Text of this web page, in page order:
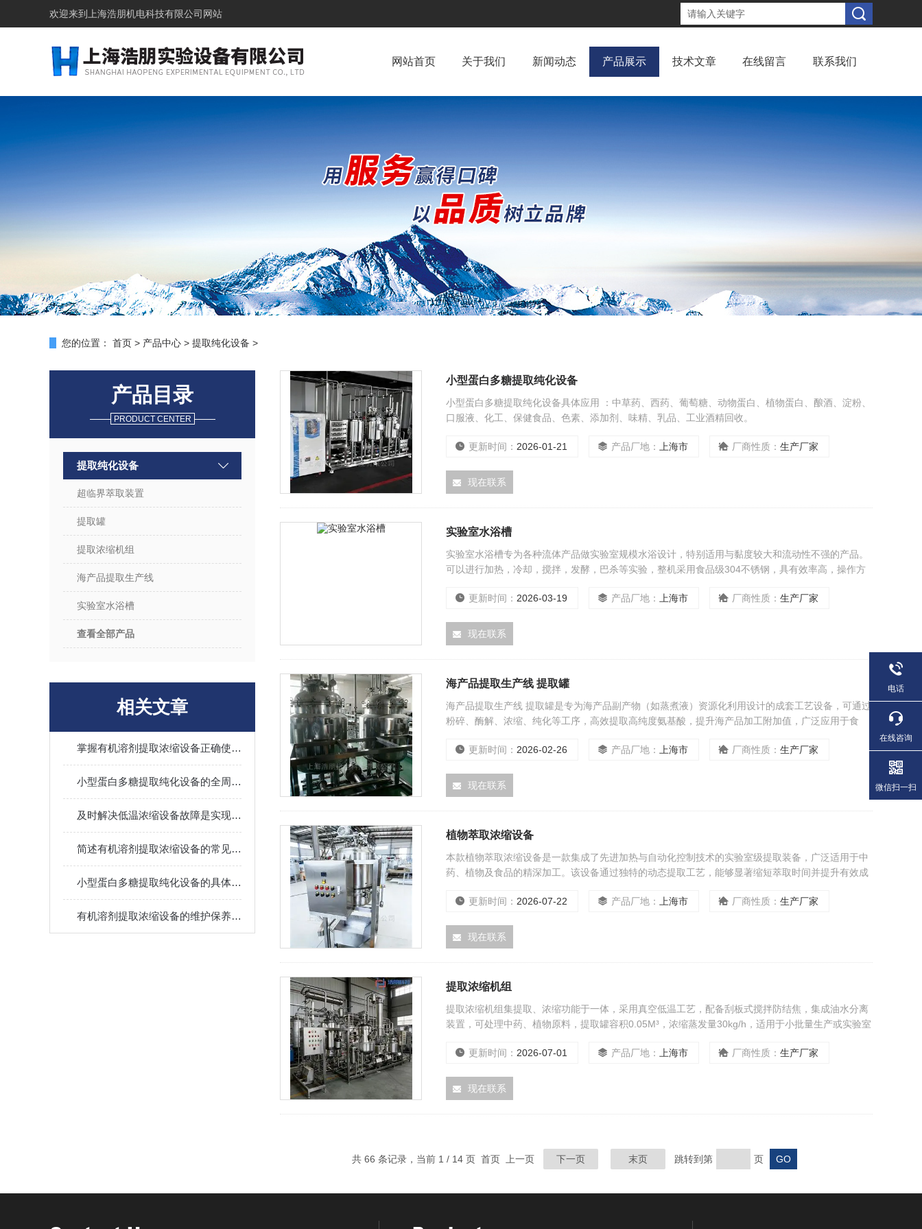
欢迎来到上海浩朋机电科技有限公司网站
网站首页 关于我们 新闻动态 产品展示 技术文章 在线留言 联系我们
您的位置： 首页 > 产品中心 > 提取纯化设备 >
产品目录
PRODUCT CENTER
提取纯化设备
超临界萃取装置
提取罐
提取浓缩机组
海产品提取生产线
实验室水浴槽
查看全部产品
相关文章
掌握有机溶剂提取浓缩设备正确使用方法是确保产品质量的关键
小型蛋白多糖提取纯化设备的全周期保养机制分享
及时解决低温浓缩设备故障是实现长期安全运行的关键保障
简述有机溶剂提取浓缩设备的常见问题相应解决方法
小型蛋白多糖提取纯化设备的具体正确操作步骤分享
有机溶剂提取浓缩设备的维护保养方法介绍
小型蛋白多糖提取纯化设备
小型蛋白多糖提取纯化设备具体应用 ：中草药、西药、葡萄糖、动物蛋白、植物蛋白、酿酒、淀粉、
口服液、化工、保健食品、色素、添加剂、味精、乳品、工业酒精回收。
更新时间： 2026-01-21 产品厂地： 上海市 厂商性质： 生产厂家
现在联系
实验室水浴槽
实验室水浴槽专为各种流体产品做实验室规模水浴设计，特别适用与黏度较大和流动性不强的产品。
可以进行加热，冷却，搅拌，发酵，巴杀等实验，整机采用食品级304不锈钢，具有效率高，操作方
更新时间： 2026-03-19 产品厂地： 上海市 厂商性质： 生产厂家
现在联系
海产品提取生产线 提取罐
海产品提取生产线 提取罐是专为海产品副产物（如蒸煮液）资源化利用设计的成套工艺设备，可通过
粉碎、酶解、浓缩、纯化等工序，高效提取高纯度氨基酸，提升海产品加工附加值，广泛应用于食
更新时间： 2026-02-26 产品厂地： 上海市 厂商性质： 生产厂家
现在联系
植物萃取浓缩设备
本款植物萃取浓缩设备是一款集成了先进加热与自动化控制技术的实验室级提取装备，广泛适用于中
药、植物及食品的精深加工。该设备通过独特的动态提取工艺，能够显著缩短萃取时间并提升有效成
更新时间： 2026-07-22 产品厂地： 上海市 厂商性质： 生产厂家
现在联系
提取浓缩机组
提取浓缩机组集提取、浓缩功能于一体，采用真空低温工艺，配备刮板式搅拌防结焦，集成油水分离
装置，可处理中药、植物原料，提取罐容积0.05M³，浓缩蒸发量30kg/h，适用于小批量生产或实验室
更新时间： 2026-07-01 产品厂地： 上海市 厂商性质： 生产厂家
现在联系
共 66 条记录，当前 1 / 14 页 首页 上一页 下一页 末页 跳转到第 页
电话
在线咨询
微信扫一扫